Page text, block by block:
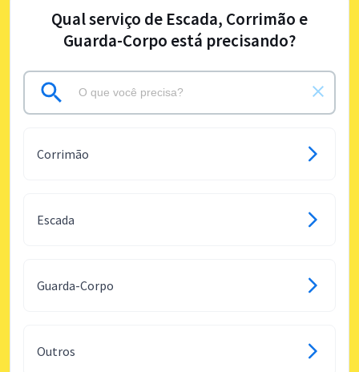
Qual serviço de Escada, Corrimão e
Guarda-Corpo está precisando?
Corrimão
Escada
Guarda-Corpo
Outros